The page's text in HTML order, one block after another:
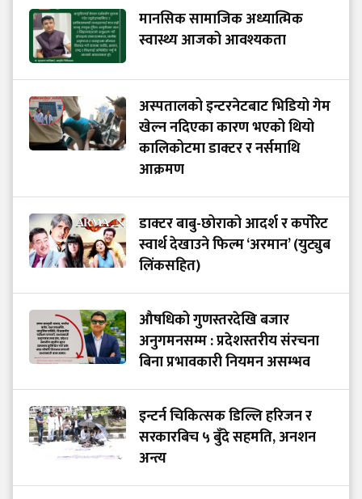
मानसिक सामाजिक अध्यात्मिक
स्वास्थ्य आजको आवश्यकता
अस्पतालको इन्टरनेटबाट भिडियो गेम
खेल्न नदिएका कारण भएको थियो
कालिकोटमा डाक्टर र नर्समाथि
आक्रमण
डाक्टर बाबु-छोराको आदर्श र कर्पोरेट
स्वार्थ देखाउने फिल्म ‘अरमान’ (युट्युब
लिंकसहित)
औषधिको गुणस्तरदेखि बजार
अनुगमनसम्म : प्रदेशस्तरीय संरचना
बिना प्रभावकारी नियमन असम्भव
इन्टर्न चिकित्सक डिल्लि हरिजन र
सरकारबिच ५ बुँदे सहमति, अनशन
अन्त्य